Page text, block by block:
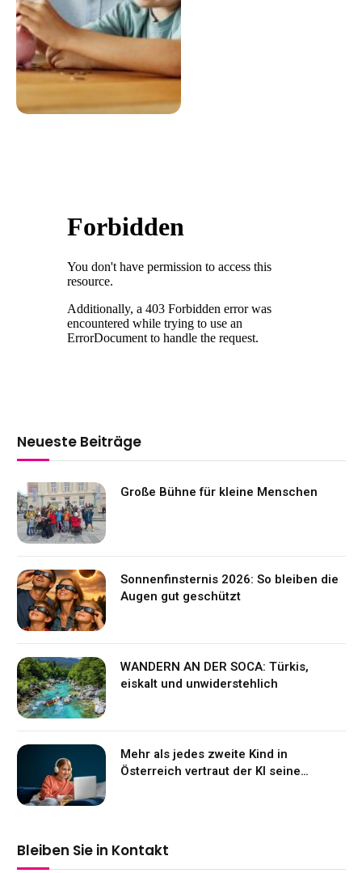
Neueste Beiträge
Große Bühne für kleine Menschen
Sonnenfinsternis 2026: So bleiben die
Augen gut geschützt
WANDERN AN DER SOCA: Türkis,
eiskalt und unwiderstehlich
Mehr als jedes zweite Kind in
Österreich vertraut der KI seine
Bleiben Sie in Kontakt